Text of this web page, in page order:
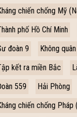
chiến chống Mỹ
phố Hồ Chí Minh
đoàn 9
Không
kết ra miền Bắc
559
Hải Phòng
chiến chống